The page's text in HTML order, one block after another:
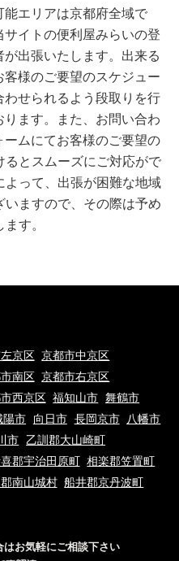
人情報保護方針および社内規程類
よび相談窓口
いたします。
後）から問い合わせ等があった場合
りません。
その場合、すべての改定は当ウェ
、キャンセル料5,500円(税込)を
、作業日を変更させていただく場
。
円(税込)を申し受けます。
金5,500円(税込)を申し受けま
とが出来ない作業内容と判断した
でのご案内の料金と現場を拝見さ
の環境やお客様のご依頼内容によ
の場合は特別出張料がかかりま
サービスです。
いいたします。ご契約の際は慎重
能エリアは京都府全域で
サイトの便利屋みらいの登
が出張いたします。出来る
客様のご要望のスケジュー
わせられるよう段取りを行
ります。また、お問い合わ
ームにてお客様のご要望の
るとスムーズにご対応がで
って、出張が困難な地域
ますので、その際は予め
す。
京区 京都市中京区
南区 京都市右京区
西京区 福知山市 舞鶴市
陽市 向日市 長岡京市
八幡市
市 乙訓郡大山崎町
郡宇治田原町 相楽郡笠置町
南山城村 船井郡京丹波町
はお気軽にご相談下さい